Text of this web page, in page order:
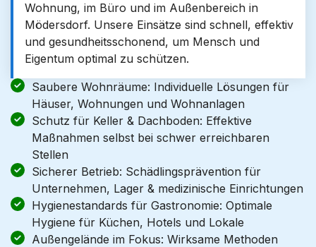
Wohnung, im Büro und im Außenbereich in
Mödersdorf. Unsere Einsätze sind schnell, effektiv
und gesundheitsschonend, um Mensch und
Eigentum optimal zu schützen.
Saubere Wohnräume: Individuelle Lösungen für
Häuser, Wohnungen und Wohnanlagen
Schutz für Keller & Dachboden: Effektive
Maßnahmen selbst bei schwer erreichbaren
Stellen
Sicherer Betrieb: Schädlingsprävention für
Unternehmen, Lager & medizinische Einrichtungen
Hygienestandards für Gastronomie: Optimale
Hygiene für Küchen, Hotels und Lokale
Außengelände im Fokus: Wirksame Methoden